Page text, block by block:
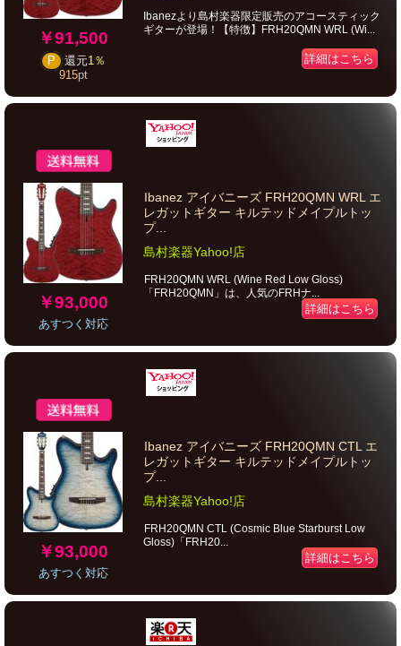
￥91,500
P 還元1％
915pt
Ibanezより島村楽器限定販売のアコースティック
ギターが登場！【特徴】FRH20QMN WRL (Wi...
詳細はこちら
￥93,000
あすつく対応
Ibanez アイバニーズ FRH20QMN WRL エ
レガットギター キルテッドメイプルトッ
プ...
島村楽器Yahoo!店
FRH20QMN WRL (Wine Red Low Gloss)
「FRH20QMN」は、人気のFRHナ...
詳細はこちら
￥93,000
あすつく対応
Ibanez アイバニーズ FRH20QMN CTL エ
レガットギター キルテッドメイプルトッ
プ...
島村楽器Yahoo!店
FRH20QMN CTL (Cosmic Blue Starburst Low
Gloss)「FRH20...
詳細はこちら